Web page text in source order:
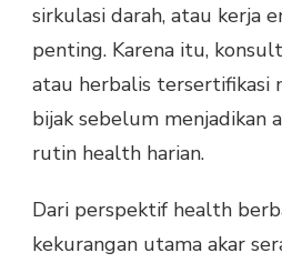
sirkulasi darah, atau kerja
penting. Karena itu,
atau herbalis tersertifikasi
bijak sebelum menjadikan
rutin health harian.
Dari perspektif health
kekurangan utama akar